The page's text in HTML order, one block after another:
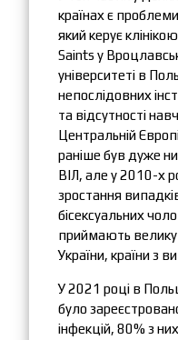
країнах є
який керує
Saints у
університеті в
непослідовних
та відсутності
Центральній
раніше був дуже
ВІЛ, але у 2010-х
зростання
бісексуальних
приймають велику
України, країни з
У 2021 році в
було
інфекцій, 80% з